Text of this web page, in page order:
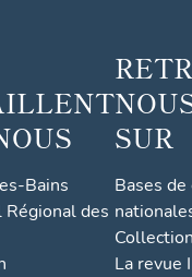
Bains
Régional des
SUR
Bases
La revue